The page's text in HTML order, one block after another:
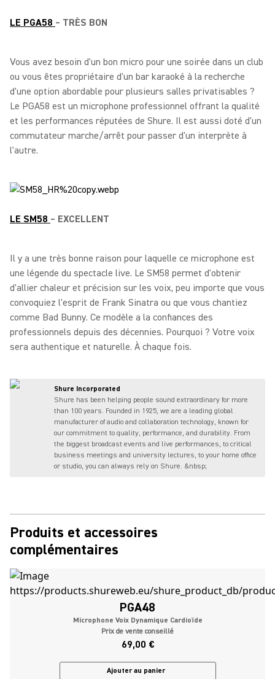
LE PGA58 – TRÈS BON
Vous avez besoin d'un bon micro pour une soirée dans un club
ou vous êtes propriétaire d'un bar karaoké à la recherche
d'une option abordable pour plusieurs salles privatisables ?
Le PGA58 est un microphone professionnel offrant la qualité
et les performances réputées de Shure. Il est aussi doté d'un
commutateur marche/arrêt pour passer d'un interprète à
l'autre.
LE SM58 – EXCELLENT
Il y a une très bonne raison pour laquelle ce microphone est
une légende du spectacle live. Le SM58 permet d'obtenir
d'allier chaleur et précision sur les voix, peu importe que vous
convoquiez l'esprit de Frank Sinatra ou que vous chantiez
comme Bad Bunny. Ce modèle a la confiances des
professionnels depuis des décennies. Pourquoi ? Votre voix
sera authentique et naturelle. À chaque fois.
Shure Incorporated
Shure has been helping people sound extraordinary for more
than 100 years. Founded in 1925, we are a leading global
manufacturer of audio and collaboration technology, known for
our commitment to quality, performance, and durability. From
the biggest broadcast events and live performances, to critical
business meetings and university lectures, to your home office
or studio, you can always rely on Shure. &nbsp;
Produits et accessoires
complémentaires
PGA48
Microphone Voix Dynamique Cardioïde
Prix de vente conseillé
69,00 €
Ajouter au panier